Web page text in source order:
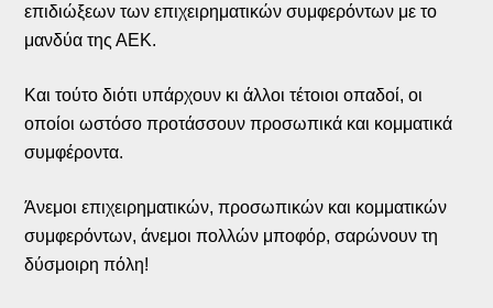
επιδιώξεων των επιχειρηματικών συμφερόντων με το
μανδύα της ΑΕΚ.
Και τούτο διότι υπάρχουν κι άλλοι τέτοιοι οπαδοί, οι
οποίοι ωστόσο προτάσσουν προσωπικά και κομματικά
συμφέροντα.
Άνεμοι επιχειρηματικών, προσωπικών και κομματικών
συμφερόντων, άνεμοι πολλών μποφόρ, σαρώνουν τη
δύσμοιρη πόλη!